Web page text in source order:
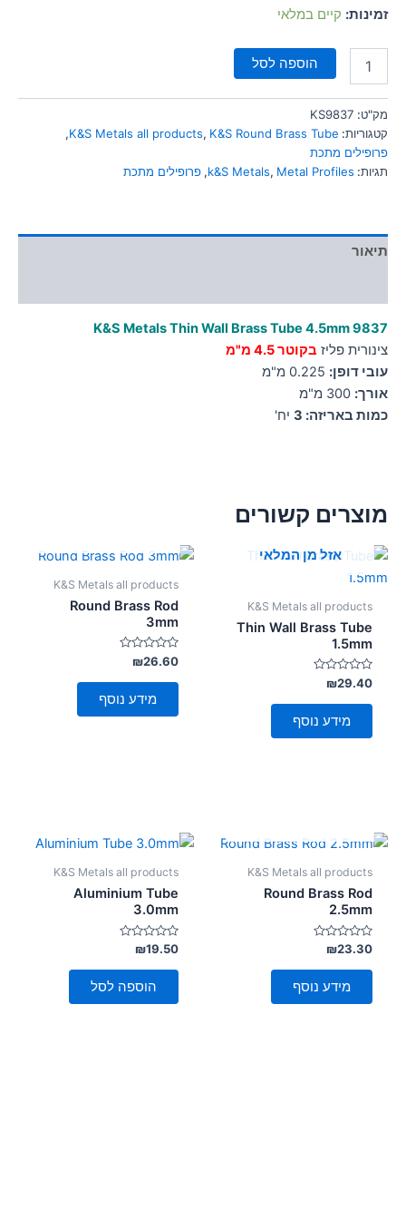
font_download סמן קישורים זמינות: קיים במלאי
הוספה לסל
מק"ט: KS9837
קטגוריות:
K&S Metals all products, K&S Round Brass Tube
,
פרופילים מתכת
תגיות:
k&S Metals, Metal Profiles
, פרופילים מתכת
תיאור
K&S Metals Thin Wall Brass Tube 4.5mm9837
צינורית פליז בקוטר 4.5 מ"מ
עובי דופן:
אורך:
כמות באריזה: 3
יח'
מוצרים קשורים
אזל מן המלאי
K&S Metals all products
Thin Wall Brass Tube
1.5mm
דורג
0
מתוך
₪29.40
מידע נוסף
K&S Metals all products
Round Brass Rod
3mm
דורג
0
מתוך
₪26.60
מידע נוסף
K&S Metals all products
Round Brass Rod
2.5mm
דורג
0
מתוך
₪23.30
מידע נוסף
K&S Metals all products
Aluminium Tube
3.0mm
דורג
0
מתוך
₪19.50
הוספה לסל